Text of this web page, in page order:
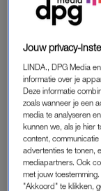
hoe intimiderend
meer als mijn
geeft.”
Tijdens een
kans om
als trainee mee
cybersecurity,
dat waren stuk
spannend om uit
leerde ik wat echt
Jouw privacy-
LINDA., DPG Media
informatie over je
Deze informatie
zoals wanneer je een
media te analyseren
kunnen we, als je hier
content,
advertenties te tonen,
mediapartners. Ook
met jouw
"Akkoord" te klikken,